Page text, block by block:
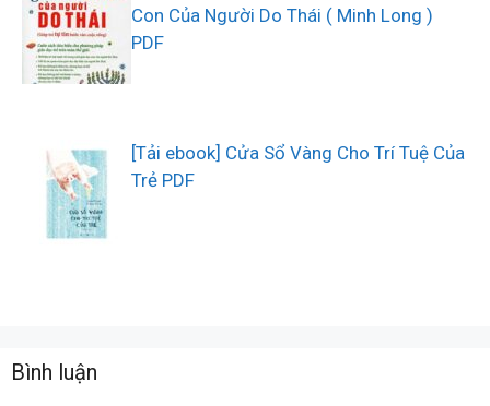
Con Của Người Do Thái ( Minh Long )
PDF
[Tải ebook] Cửa Sổ Vàng Cho Trí Tuệ Của
Trẻ PDF
Bình luận